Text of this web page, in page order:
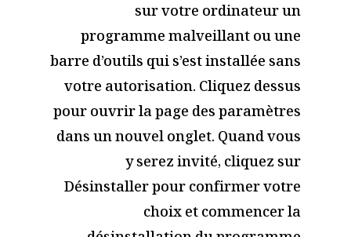
sur votre ordinateur un
programme malveillant ou une
barre d’outils qui s’est installée sans
votre autorisation. Cliquez dessus
pour ouvrir la page des paramètres
dans un nouvel onglet. Quand vous
y serez invité, cliquez sur
Désinstaller pour confirmer votre
choix et commencer la